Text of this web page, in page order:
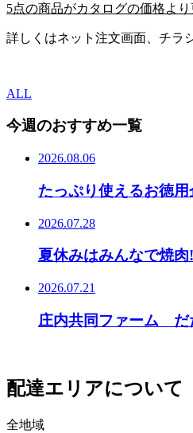
5点の商品がカタログの価格より
詳しくはネット注文画面、チラ
ALL
今週のおすすめ一覧
2026.08.06
たっぷり使えるお徳用
2026.07.28
夏休みはみんなで焼肉
2026.07.21
庄内共同ファーム
配達エリアについて
全地域